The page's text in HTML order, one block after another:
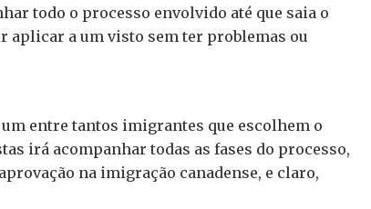
todo o processo envolvido até que saia o
aplicar a um visto sem ter problemas ou
entre tantos imigrantes que escolhem o
irá acompanhar todas as fases do processo,
na imigração canadense, e claro,